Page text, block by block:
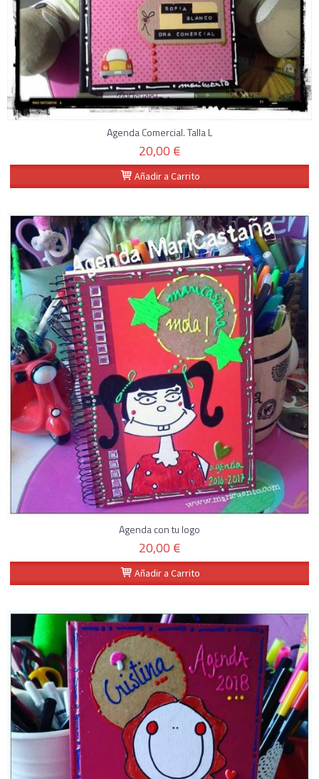
Agenda Comercial. Talla L
20,00 €
Añadir a Carrito
Agenda con tu logo
20,00 €
Añadir a Carrito